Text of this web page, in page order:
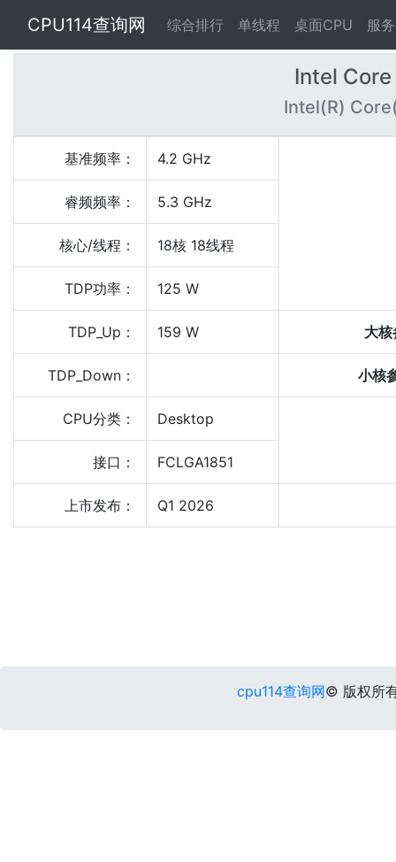
CPU114查询网 综合排行 单线程 桌面CPU 服
Intel
Intel(R)
基准频率： 4.2 GHz
睿频频率： 5.3 GHz
核心/线程： 18核 18线程
TDP功率： 125 W
TDP_Up： 159 W 大
TDP_Down： 小核
CPU分类： Desktop
接口： FCLGA1851
上市发布： Q1 2026
cpu114查询网© 版权所